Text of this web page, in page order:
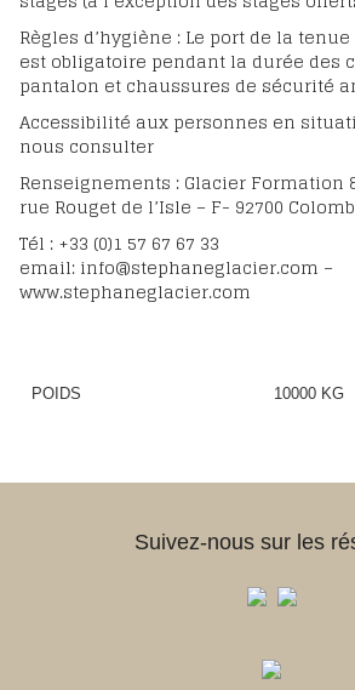
Règles d’hygiène : Le port de la
est obligatoire pendant la durée des
pantalon et chaussures de sécurité
Accessibilité aux personnes en
nous consulter
Renseignements : Glacier Formation
rue Rouget de l’Isle – F- 92700
Tél : +33 (0)1 57 67 67 33
email: info@stephaneglacier.com –
www.stephaneglacier.com
POIDS 10000 KG
Suivez-nous sur les